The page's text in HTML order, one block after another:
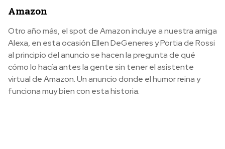
Amazon
Otro año más, el spot de Amazon incluye a nuestra amiga
Alexa, en esta ocasión Ellen DeGeneres y Portia de Rossi
al principio del anuncio se hacen la pregunta de qué
cómo lo hacía antes la gente sin tener el asistente
virtual de Amazon. Un anuncio donde el humor reina y
funciona muy bien con esta historia.